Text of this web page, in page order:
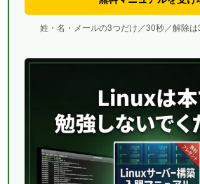
姓・名・メールの3つだけ／30秒／解除は